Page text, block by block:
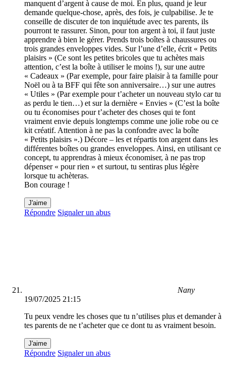
manquent d’argent à cause de moi. En plus, quand je leur
demande quelque-chose, après, des fois, je culpabilise. Je te
conseille de discuter de ton inquiétude avec tes parents, ils
pourront te rassurer. Sinon, pour ton argent à toi, il faut juste
apprendre à bien le gérer. Prends trois boîtes à chaussures ou
trois grandes enveloppes vides. Sur l’une d’elle, écrit « Petits
plaisirs » (Ce sont les petites bricoles que tu achètes mais
attention, c’est la boîte à utiliser le moins !), sur une autre
« Cadeaux » (Par exemple, pour faire plaisir à ta famille pour
Noël ou à ta BFF qui fête son anniversaire…) sur une autres
« Utiles » (Par exemple pour t’acheter un nouveau stylo car tu
as perdu le tien…) et sur la dernière « Envies » (C’est la boîte
ou tu économises pour t’acheter des choses qui te font
vraiment envie depuis longtemps comme une jolie robe ou ce
kit créatif. Attention à ne pas la confondre avec la boîte
« Petits plaisirs ».) Décore – les et répartis ton argent dans les
différentes boîtes ou grandes enveloppes. Ainsi, en utilisant ce
concept, tu apprendras à mieux économiser, à ne pas trop
dépenser « pour rien » et surtout, tu sentiras plus légère
lorsque tu achèteras.
Bon courage !
J'aime
Répondre Signaler un abus
Nany
19/07/2025 21:15
Tu peux vendre les choses que tu n’utilises plus et demander à
tes parents de ne t’acheter que ce dont tu as vraiment besoin.
J'aime
Répondre Signaler un abus